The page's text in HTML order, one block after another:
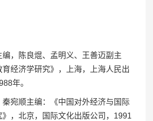
， 陈良焜、孟明义、 王善迈副主
育经济学研究》，上海，上海人民出
年。
秦宛顺主编：《中国对外经济与国际
，北京，
国际文化出版公司 ，1991